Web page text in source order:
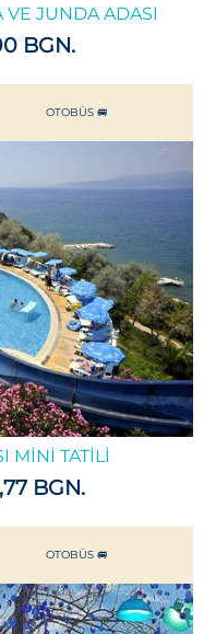
VE JUNDA ADASI
BGN.
OTOBÜS 🚐
MINI TATILI
BGN.
OTOBÜS 🚐